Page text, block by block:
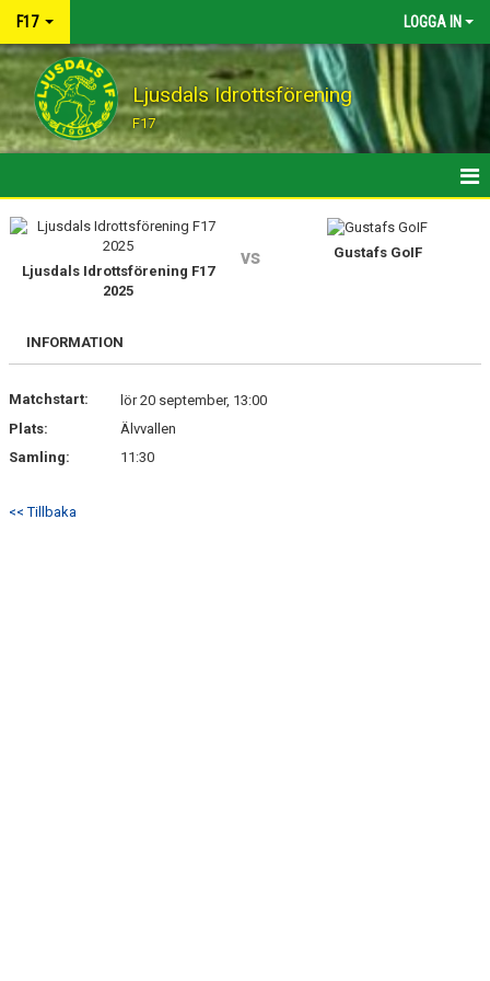
F17 LOGGA IN
Ljusdals Idrottsförening
F17
HEM
MATCHER
KONTAKT
Ljusdals Idrottsförening F17
2025
vs Gustafs GoIF
INFORMATION
Matchstart:
lör 20 september, 13:00
Plats:
Älvvallen
Samling:
11:30
<< Tillbaka